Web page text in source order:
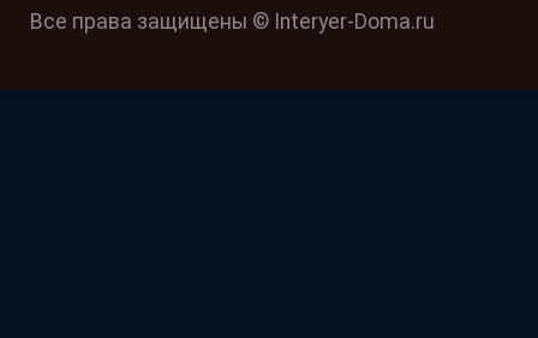
Все права защищены © Interyer-Doma.ru